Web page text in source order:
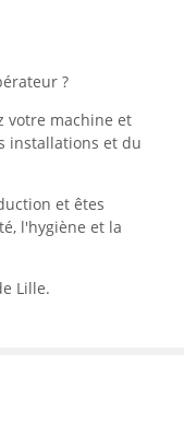
?
votre machine et
installations et du
et êtes
l'hygiène et la
Lille.